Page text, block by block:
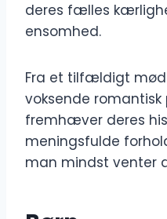
deres fælles
ensomhed.
Fra et tilfældigt
voksende romantisk
fremhæver deres
meningsfulde
man mindst venter